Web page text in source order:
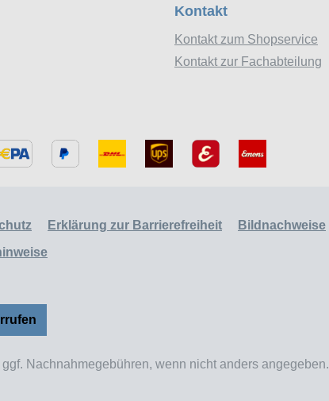
Kontakt
Kontakt zum Shopservice
Kontakt zur Fachabteilung
Erklärung zur Barrierefreiheit Bildnachweise
ggf. Nachnahmegebühren, wenn nicht anders angegeben.